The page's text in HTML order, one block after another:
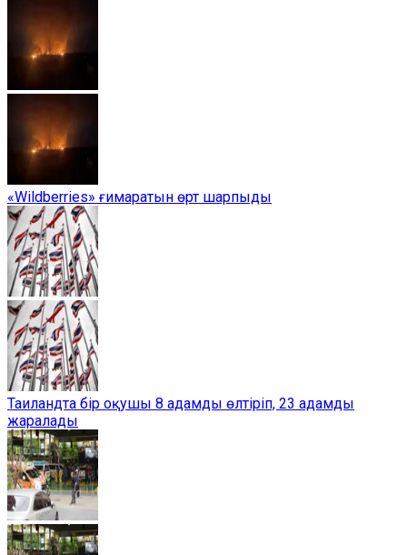
«Wildberries» ғимаратын өрт шарпыды
Таиландта бір оқушы 8 адамды өлтіріп, 23 адамды
жаралады